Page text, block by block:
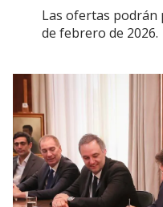
Las ofertas podrán
de febrero de 2026.